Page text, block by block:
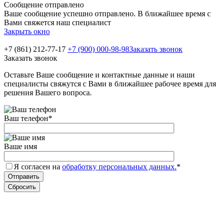
Сообщение отправлено
Ваше сообщение успешно отправлено. В ближайшее время с
Вами свяжется наш специалист
Закрыть окно
+7 (861) 212-77-17 +7 (900) 000-98-98Заказать звонок
Заказать звонок
Оставьте Ваше сообщение и контактные данные и наши
специалисты свяжутся с Вами в ближайшее рабочее время для
решения Вашего вопроса.
Ваш телефон*
Ваше имя
Я согласен на обработку персональных данных.*